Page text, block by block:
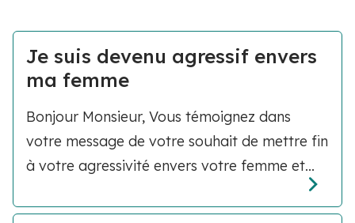
Je suis devenu agressif envers
ma femme
Bonjour Monsieur, Vous témoignez dans
votre message de votre souhait de mettre fin
à votre agressivité envers votre femme et...